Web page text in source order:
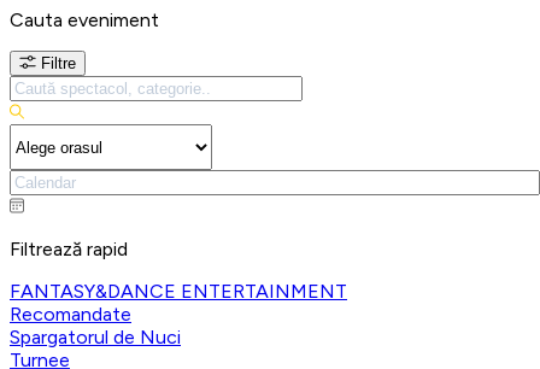
Cauta eveniment
Filtre
Filtrează rapid
FANTASY&DANCE ENTERTAINMENT
Recomandate
Spargatorul de Nuci
Turnee